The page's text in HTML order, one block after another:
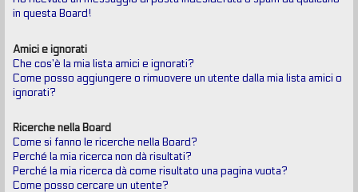
in questa Board!
Amici e ignorati
Che cos’è la mia lista amici e ignorati?
Come posso aggiungere o rimuovere un utente dalla mia lista amici o
ignorati?
Ricerche nella Board
Come si fanno le ricerche nella Board?
Perché la mia ricerca non dà risultati?
Perché la mia ricerca dà come risultato una pagina vuota?
Come posso cercare un utente?